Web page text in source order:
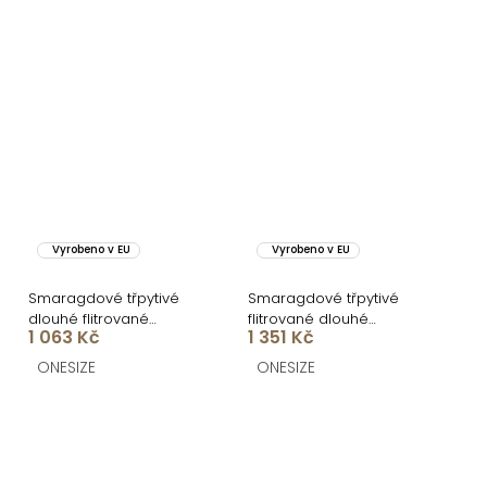
Vyrobeno v EU
Smaragdové třpytivé
dlouhé flitrované
společenské šaty
LORVEA
1 063 Kč
ONESIZE
Vyrobeno v EU
Smaragdové třpytivé
flitrované dlouhé
společenské šaty
COSMALA
1 351 Kč
ONESIZE